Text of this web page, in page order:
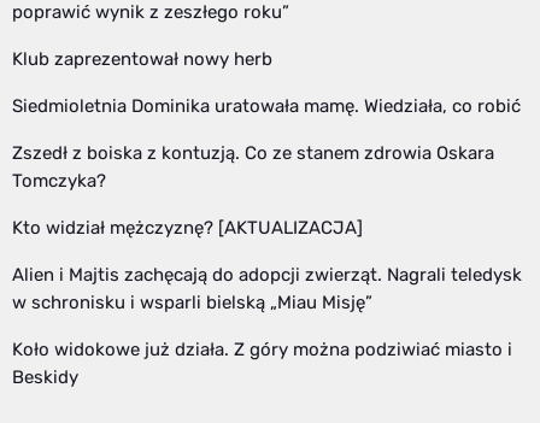
poprawić wynik z zeszłego roku”
Klub zaprezentował nowy herb
Siedmioletnia Dominika uratowała mamę. Wiedziała, co robić
Zszedł z boiska z kontuzją. Co ze stanem zdrowia Oskara
Tomczyka?
Kto widział mężczyznę? [AKTUALIZACJA]
Alien i Majtis zachęcają do adopcji zwierząt. Nagrali teledysk
w schronisku i wsparli bielską „Miau Misję”
Koło widokowe już działa. Z góry można podziwiać miasto i
Beskidy